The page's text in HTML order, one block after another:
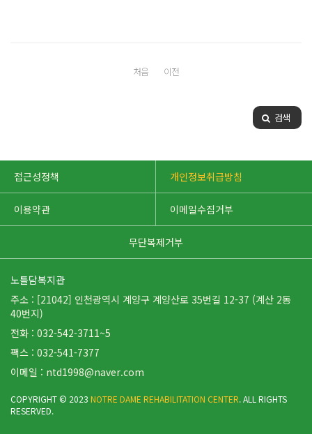
처음 이전
검색
접근성정책 개인정보취급방침
이용약관 이메일수집거부
무단복제거부
노틀담복지관
주소 : [21042] 인천광역시 계양구 계양산로 35번길 12-37 (계산 2동
40번지)
전화 : 032-542-3711~5
팩스 : 032-541-7377
이메일 : ntd1998@naver.com
COPYRIGHT © 2023 NOTRE DAME REHABILITATION CENTER. ALL RIGHTS
RESERVED.